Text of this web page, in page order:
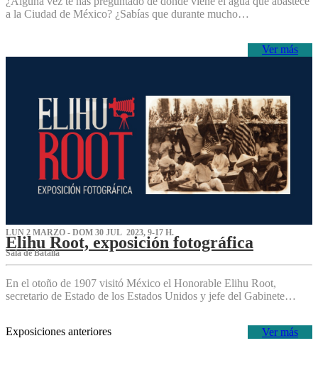
a la Ciudad de México? ¿Sabías que durante mucho…
Ver más
LUN 2 MARZO - DOM 30 JUL 2023, 9-17 H.
Elihu Root, exposición fotográfica
Sala de Batalla
En el otoño de 1907 visitó México el Honorable Elihu Root,
secretario de Estado de los Estados Unidos y jefe del Gabinete…
Ver más
Exposiciones anteriores